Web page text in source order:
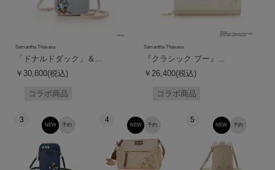
Samantha Thavasa
「ドナルドダック」＆...
￥30,800(税込)
コラボ商品
Samantha Thavasa
『クラシック プー』...
￥26,400(税込)
コラボ商品
3
予約
NEW
4
予約
NEW
5
予約
NEW